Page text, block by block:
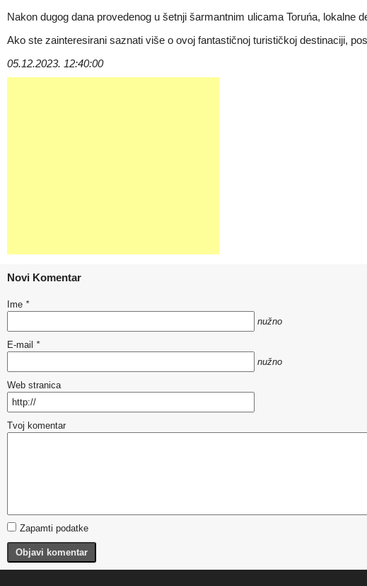
Nakon dugog dana provedenog u šetnji šarmantnim ulicama Toruńa,
Ako ste zainteresirani saznati više o ovoj fantastičnoj turističkoj destinaciji,
05.12.2023. 12:40:00
Novi Komentar
Ime *
nužno
E-mail *
nužno
Web stranica
Tvoj komentar
Zapamti podatke
Objavi komentar